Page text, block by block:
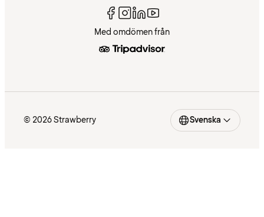
Med omdömen från
© 2026 Strawberry Svenska